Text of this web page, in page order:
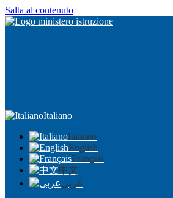
Salta al contenuto
Italiano
Italiano
English
Français
中文
عربى